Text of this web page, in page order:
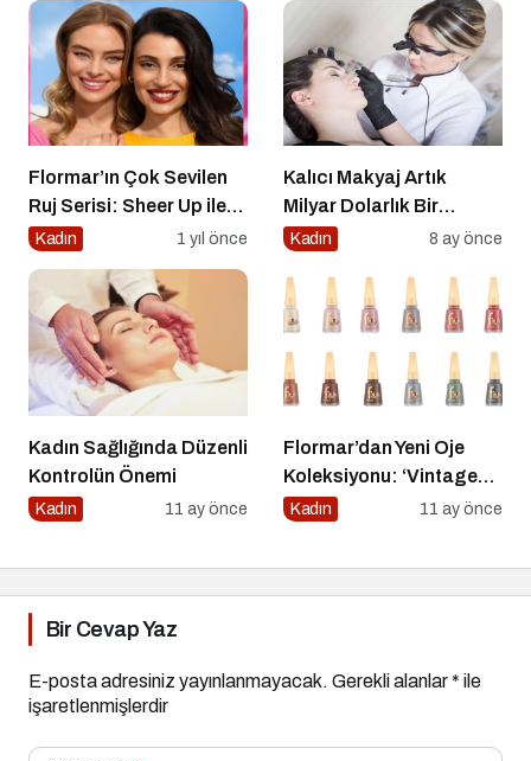
Flormar’ın Çok Sevilen
Ruj Serisi: Sheer Up ile
Gülümse
Kadın 1 yıl önce
Kalıcı Makyaj Artık
Milyar Dolarlık Bir
Endüstri
Kadın 8 ay önce
Kadın Sağlığında Düzenli
Kontrolün Önemi
Kadın 11 ay önce
Flormar’dan Yeni Oje
Koleksiyonu: ‘Vintage
Romance’ Nostaljiyle
Kadın 11 ay önce
Bir Cevap Yaz
E-posta adresiniz yayınlanmayacak. Gerekli alanlar* ile
işaretlenmişlerdir